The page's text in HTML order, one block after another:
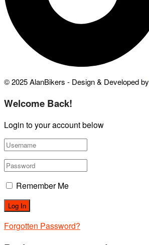
© 2025 AlanBikers - Design & Developed by
Welcome Back!
Login to your account below
Remember Me
Forgotten Password?